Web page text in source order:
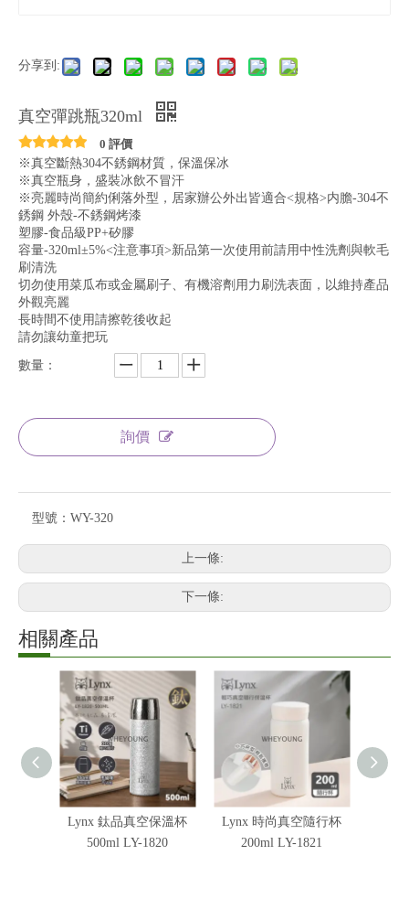
分享到:
真空彈跳瓶320ml
0 評價
※真空斷熱304不銹鋼材質，保溫保冰
※真空瓶身，盛裝冰飲不冒汗
※亮麗時尚簡約俐落外型，居家辦公外出皆適合<規格>内膽-304不
銹鋼 外殼-不銹鋼烤漆
塑膠-食品級PP+矽膠
容量-320ml±5%<注意事項>新品第一次使用前請用中性洗劑與軟毛
刷清洗
切勿使用菜瓜布或金屬刷子、有機溶劑用力刷洗表面，以維持產品
外觀亮麗
長時間不使用請擦乾後收起
請勿讓幼童把玩
數量：
詢價
型號： WY-320
上一條:
下一條:
相關產品
Lynx 鈦品真空保溫杯
500ml LY-1820
Lynx 時尚真空隨行杯
200ml LY-1821